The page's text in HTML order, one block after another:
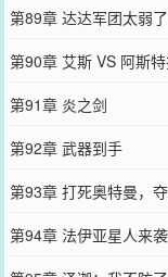
第89章 达达军团太弱了
第90章 艾斯 VS 阿斯
第91章 炎之剑
第92章 武器到手
第93章 打死奥特曼，夺
第94章 法伊亚星人来袭